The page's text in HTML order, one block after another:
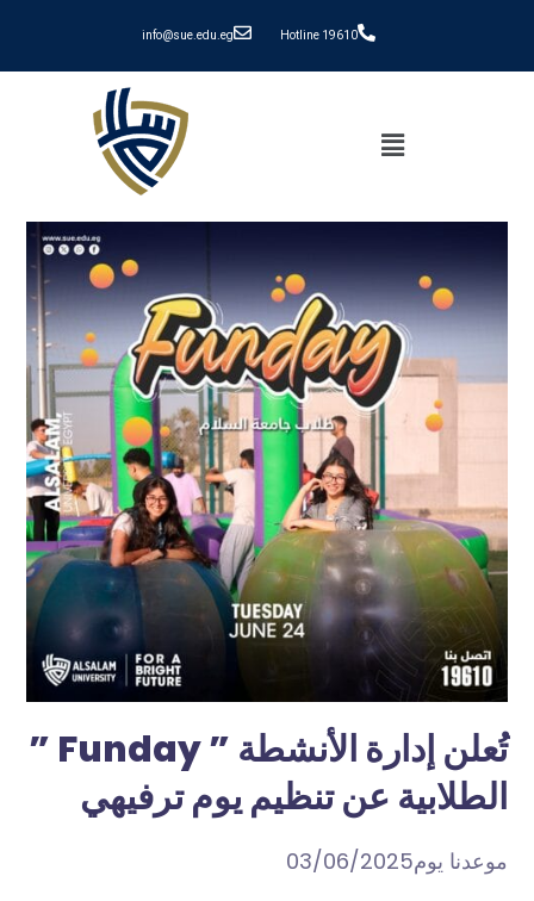
info@sue.edu.eg Hotline 19610
” Funday ” تُعلن إدارة الأنشطة
الطلابية عن تنظيم يوم ترفيهي
موعدنا يوم03/06/2025